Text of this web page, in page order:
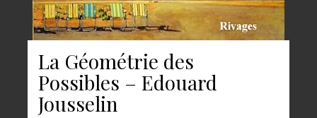
La Géométrie des
Possibles – Edouard
Jousselin